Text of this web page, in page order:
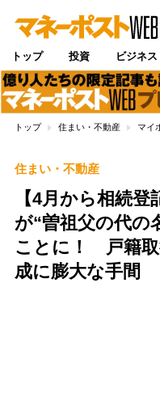
トップ 投資 ビジネス
トップ 住まい・不動産 マイ
住まい・不動産
【4月から相続
が“曽祖父の代の
ことに！ 戸籍取
成に膨大な手間